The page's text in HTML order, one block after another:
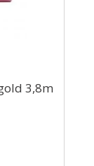
3,8m